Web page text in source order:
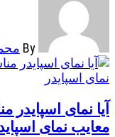
آیا نمای
معایب نمای